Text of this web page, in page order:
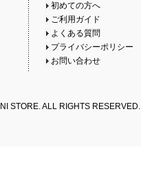
初めての方へ
ご利用ガイド
よくある質問
プライバシーポリシー
お問い合わせ
STORE. ALL RIGHTS RESERVED.